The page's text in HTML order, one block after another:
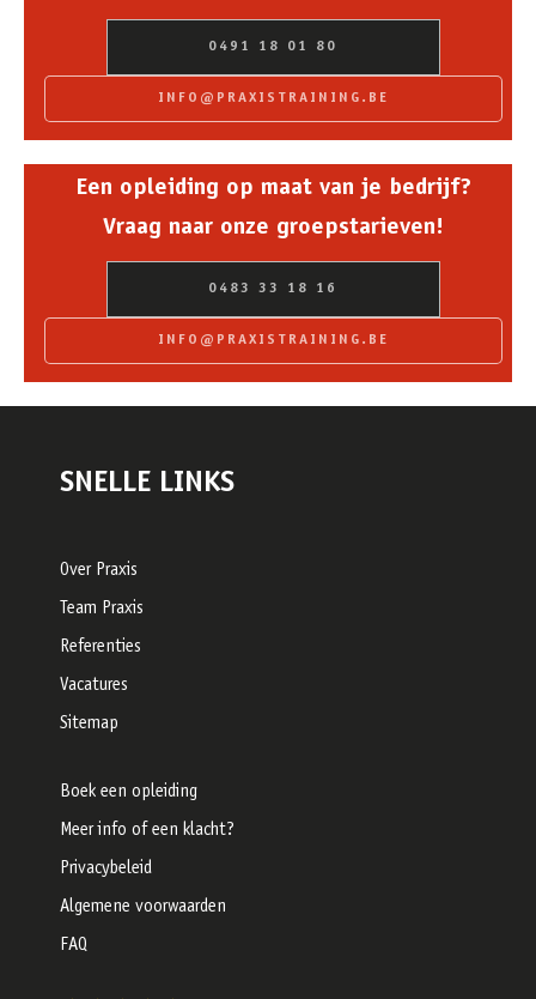
0491 18 01 80
INFO@PRAXISTRAINING.BE
Een opleiding op maat van je bedrijf?
Vraag naar onze groepstarieven!
0483 33 18 16
INFO@PRAXISTRAINING.BE
SNELLE LINKS
Over Praxis
Team Praxis
Referenties
Vacatures
Sitemap
Boek een opleiding
Meer info of een klacht?
Privacybeleid
Algemene voorwaarden
FAQ